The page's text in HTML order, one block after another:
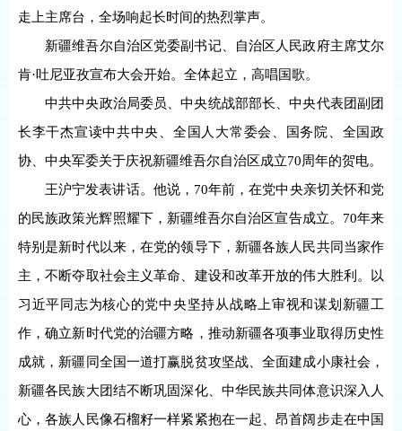
走上主席台，全场响起长时间的热烈掌声。
新疆维吾尔自治区党委副书记、自治区人民政府主席艾尔
肯·吐尼亚孜宣布大会开始。全体起立，高唱国歌。
中共中央政治局委员、中央统战部部长、中央代表团副团
长李干杰宣读中共中央、全国人大常委会、国务院、全国政
协、中央军委关于庆祝新疆维吾尔自治区成立70周年的贺电。
王沪宁发表讲话。他说，70年前，在党中央亲切关怀和党
的民族政策光辉照耀下，新疆维吾尔自治区宣告成立。70年来
特别是新时代以来，在党的领导下，新疆各族人民共同当家作
主，不断夺取社会主义革命、建设和改革开放的伟大胜利。以
习近平同志为核心的党中央坚持从战略上审视和谋划新疆工
作，确立新时代党的治疆方略，推动新疆各项事业取得历史性
成就，新疆同全国一道打赢脱贫攻坚战、全面建成小康社会，
新疆各民族大团结不断巩固深化、中华民族共同体意识深入人
心，各族人民像石榴籽一样紧紧抱在一起、昂首阔步走在中国